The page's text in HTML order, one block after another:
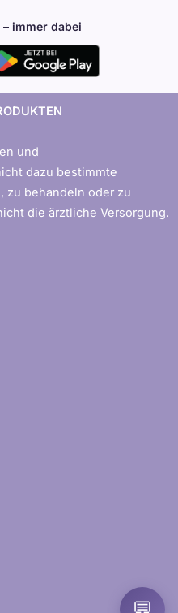
immer dabei
und
dazu bestimmte
zu behandeln oder zu
die ärztliche Versorgung.